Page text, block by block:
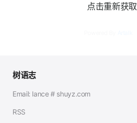
点击重新获取
树语志
Email: lance # shuyz.com
RSS